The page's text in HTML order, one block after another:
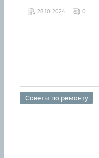
28 10 2024 0
Советы по ремонту